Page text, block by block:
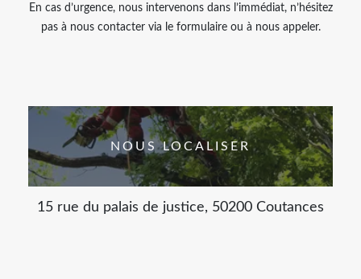
En cas d’urgence, nous intervenons dans l’immédiat, n’hésitez
pas à nous contacter via le formulaire ou à nous appeler.
NOUS LOCALISER
15 rue du palais de justice, 50200 Coutances